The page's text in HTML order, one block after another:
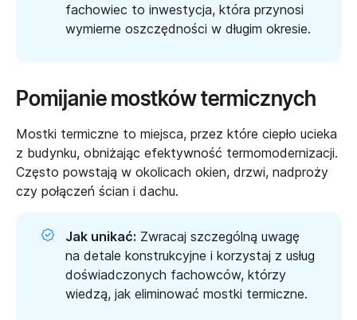
fachowiec to inwestycja, która przynosi
wymierne oszczędności w długim okresie.
Pomijanie mostków termicznych
Mostki termiczne to miejsca, przez które ciepło ucieka
z budynku, obniżając efektywność termomodernizacji.
Często powstają w okolicach okien, drzwi, nadproży
czy połączeń ścian i dachu.
Jak unikać: Zwracaj szczególną uwagę
na detale konstrukcyjne i korzystaj z usług
doświadczonych fachowców, którzy
wiedzą, jak eliminować mostki termiczne.